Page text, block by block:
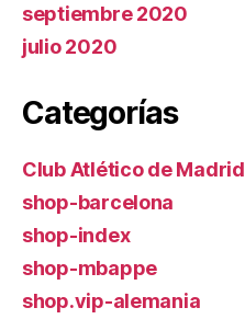
septiembre 2020
julio 2020
Categorías
Club Atlético de Madrid
shop-barcelona
shop-index
shop-mbappe
shop.vip-alemania